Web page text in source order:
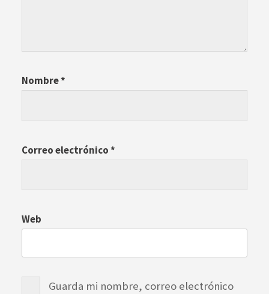
Nombre*
Correo electrónico*
Web
Guarda mi nombre, correo electrónico